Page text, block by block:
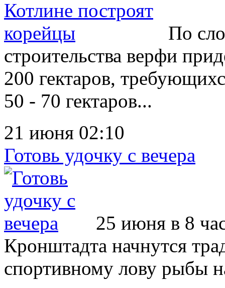
По
строительства верфи
200 гектаров,
50 - 70 гектаров...
21 июня 02:10
Готовь удочку с вечера
25 июня в 8
Кронштадта начнутся
спортивному лову рыбы